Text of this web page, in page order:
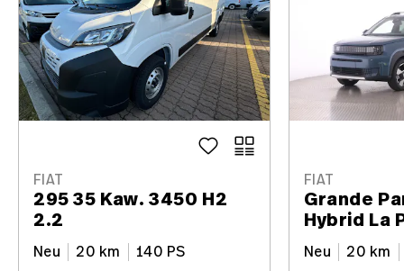
FIAT
295 35 Kaw. 3450 H2
2.2
Neu 20 km 140 PS
FIAT
Grande
Hybrid La
Neu 20 km